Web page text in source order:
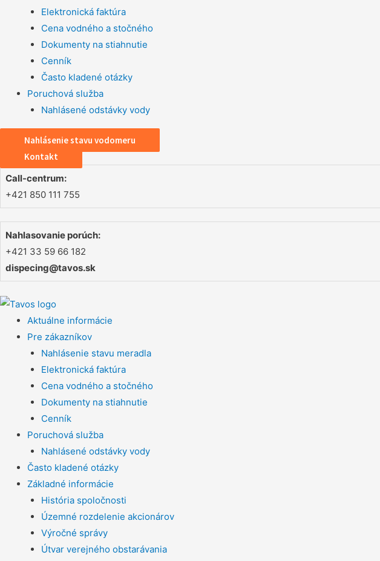
Elektronická faktúra
Cena vodného a stočného
Dokumenty na stiahnutie
Cenník
Často kladené otázky
Poruchová služba
Nahlásené odstávky vody
Nahlásenie stavu vodomeru
Kontakt
Call-centrum:
+421 850 111 755
Nahlasovanie porúch:
+421 33 59 66 182
dispecing@tavos.sk
Aktuálne informácie
Pre zákazníkov
Nahlásenie stavu meradla
Elektronická faktúra
Cena vodného a stočného
Dokumenty na stiahnutie
Cenník
Poruchová služba
Nahlásené odstávky vody
Často kladené otázky
Základné informácie
História spoločnosti
Územné rozdelenie akcionárov
Výročné správy
Útvar verejného obstarávania